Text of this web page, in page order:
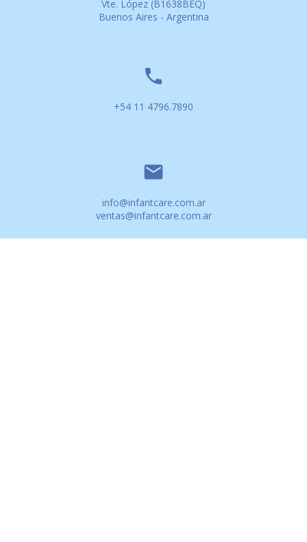
Vte. López (B1638BEQ)
Buenos Aires - Argentina
phone
+54 11 4796.7890
email
info@infantcare.com.ar
ventas@infantcare.com.ar